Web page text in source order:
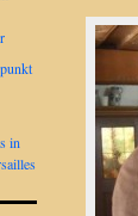
in